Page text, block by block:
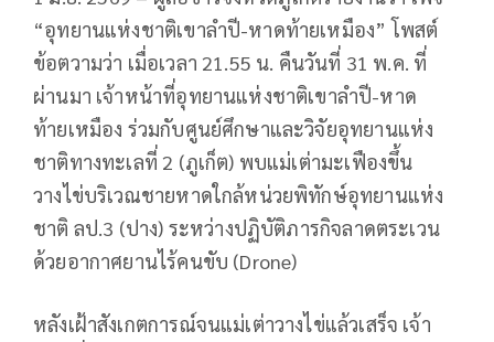
“อุทยานแห่งชาติเขาลำปี-หาดท้ายเหมือง” โพสต์
ข้อตวามว่า เมื่อเวลา 21.55 น. คืนวันที่ 31 พ.ค. ที่
ผ่านมา เจ้าหน้าที่อุทยานแห่งชาติเขาลำปี-หาด
ท้ายเหมือง ร่วมกับศูนย์ศึกษาและวิจัยอุทยานแห่ง
ชาติทางทะเลที่ 2 (ภูเก็ต) พบแม่เต่ามะเฟืองขึ้น
วางไข่บริเวณชายหาดใกล้หน่วยพิทักษ์อุทยานแห่ง
ชาติ ลป.3 (ปาง) ระหว่างปฏิบัติภารกิจลาดตระเวน
ด้วยอากาศยานไร้คนขับ (Drone)
หลังเฝ้าสังเกตการณ์จนแม่เต่าวางไข่แล้วเสร็จ เจ้า